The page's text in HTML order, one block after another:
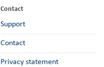
Contact
Support
Contact
Privacy statement